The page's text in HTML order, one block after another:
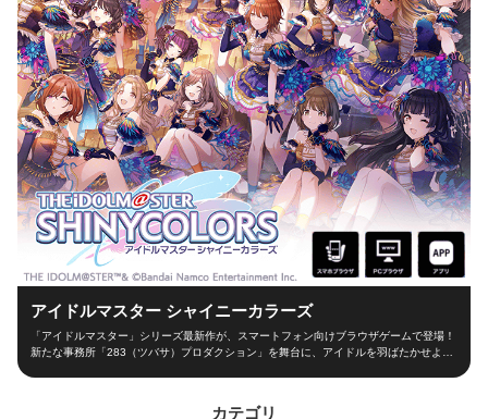
アイドルマスター シャイニーカラーズ
「アイドルマスター」シリーズ最新作が、スマートフォン向けブラウザゲームで登場！
新たな事務所「283（ツバサ）プロダクション」を舞台に、アイドルを羽ばたかせよ
カテゴリ